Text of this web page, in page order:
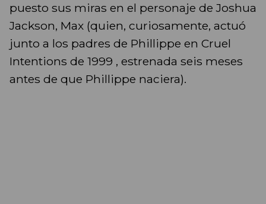
puesto sus miras en el personaje de Joshua
Jackson, Max (quien, curiosamente, actuó
junto a los padres de Phillippe en Cruel
Intentions de 1999 , estrenada seis meses
antes de que Phillippe naciera).